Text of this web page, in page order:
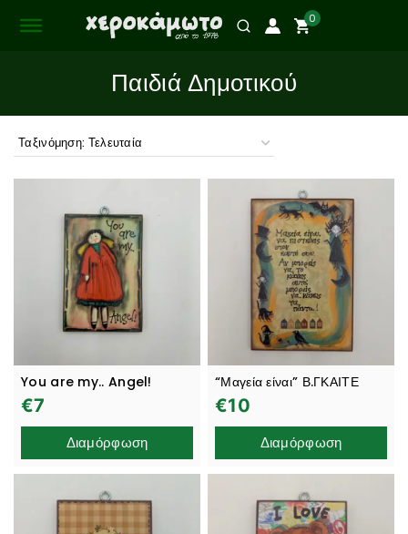
0
Παιδιά Δημοτικού
You are my.. Angel!
€7
Διαμόρφωση
“Μαγεία είναι” Β.ΓΚΑΙΤΕ
€10
Διαμόρφωση